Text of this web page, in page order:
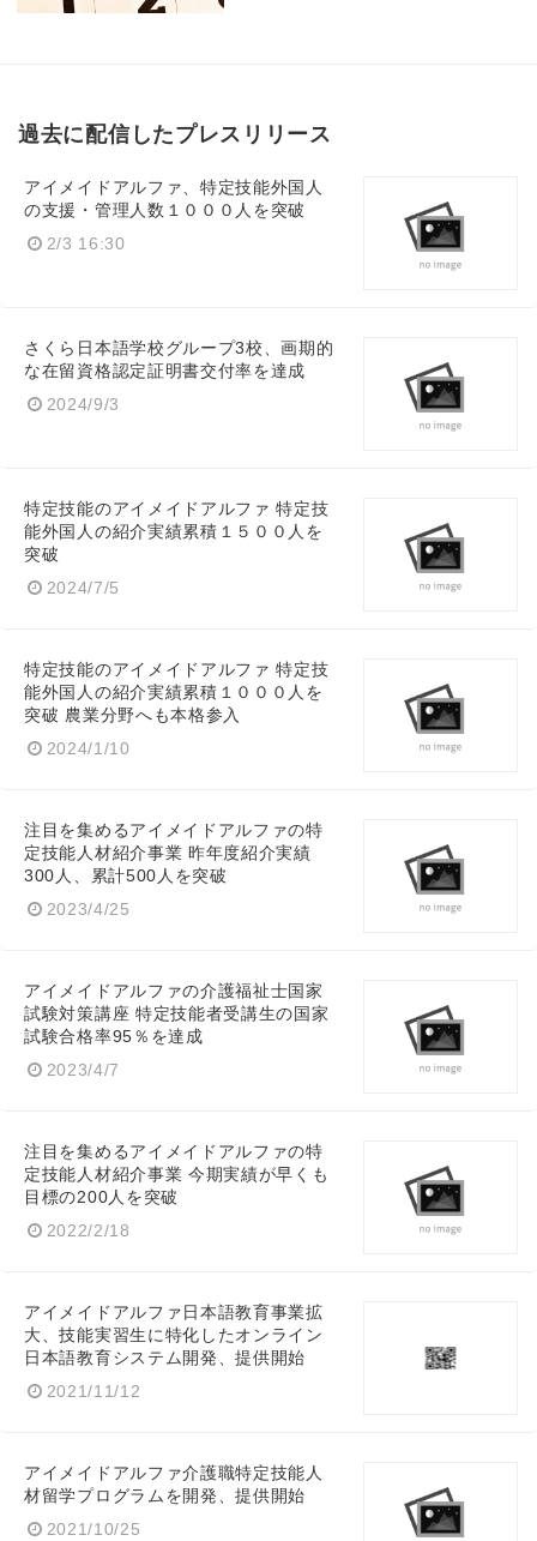
過去に配信したプレスリリース
アイメイドアルファ、特定技能外国人
の支援・管理人数１０００人を突破
2/3 16:30
さくら日本語学校グループ3校、画期的
な在留資格認定証明書交付率を達成
2024/9/3
特定技能のアイメイドアルファ 特定技
能外国人の紹介実績累積１５００人を
突破
2024/7/5
特定技能のアイメイドアルファ 特定技
能外国人の紹介実績累積１０００人を
突破 農業分野へも本格参入
2024/1/10
注目を集めるアイメイドアルファの特
定技能人材紹介事業 昨年度紹介実績
300人、累計500人を突破
2023/4/25
アイメイドアルファの介護福祉士国家
試験対策講座 特定技能者受講生の国家
試験合格率95％を達成
2023/4/7
注目を集めるアイメイドアルファの特
定技能人材紹介事業 今期実績が早くも
目標の200人を突破
2022/2/18
アイメイドアルファ日本語教育事業拡
大、技能実習生に特化したオンライン
日本語教育システム開発、提供開始
2021/11/12
アイメイドアルファ介護職特定技能人
材留学プログラムを開発、提供開始
2021/10/25